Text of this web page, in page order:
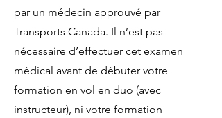
par un médecin approuvé par
Transports Canada. Il n’est pas
nécessaire d’effectuer cet examen
médical avant de débuter votre
formation en vol en duo (avec
instructeur), ni votre formation